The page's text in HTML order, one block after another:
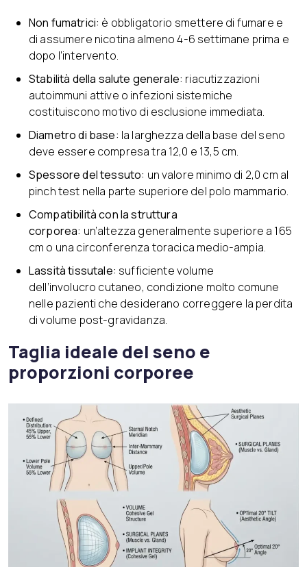
Non fumatrici: è obbligatorio smettere di fumare e
di assumere nicotina almeno 4-6 settimane prima e
dopo l’intervento.
Stabilità della salute generale: riacutizzazioni
autoimmuni attive o infezioni sistemiche
costituiscono motivo di esclusione immediata.
Diametro di base: la larghezza della base del seno
deve essere compresa tra 12,0 e 13,5 cm.
Spessore del tessuto: un valore minimo di 2,0 cm al
pinch test nella parte superiore del polo mammario.
Compatibilità con la struttura
corporea: un’altezza generalmente superiore a 165
cm o una circonferenza toracica medio-ampia.
Lassità tissutale: sufficiente volume
dell’involucro cutaneo, condizione molto comune
nelle pazienti che desiderano correggere la perdita
di volume post-gravidanza.
Taglia ideale del seno e
proporzioni corporee